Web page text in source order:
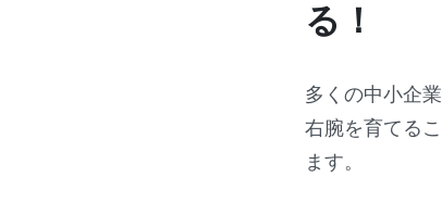
る！
多くの中小企
右腕を育てる
ます。